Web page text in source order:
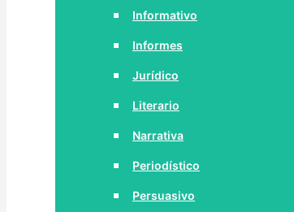
Informativo
Informes
Jurídico
Literario
Narrativa
Periodístico
Persuasivo